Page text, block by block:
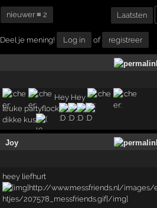
nieuwer ≡ 2 Laatsten
Deel je mening! Log in of registreer
Hey Hey
leuke partyflock
dikke kus
Joy
heey liefhurt